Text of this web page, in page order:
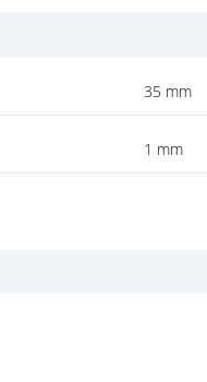
35 mm
1 mm